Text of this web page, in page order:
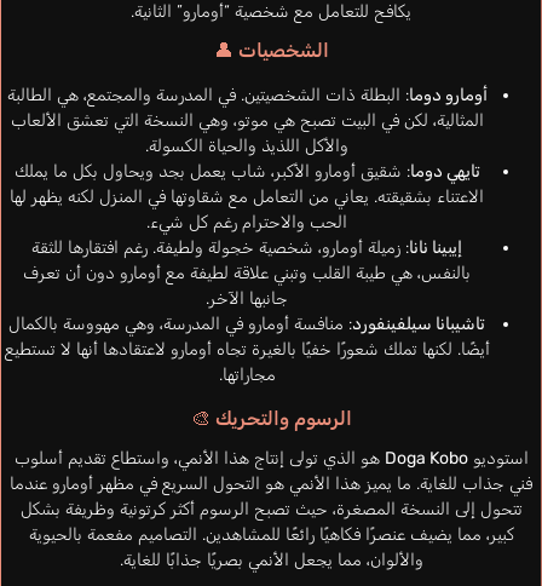
يكافح للتعامل مع شخصية “أومارو” الثانية.
الشخصيات 👤
أومارو دوما: البطلة ذات الشخصيتين. في المدرسة والمجتمع، هي الطالبة
المثالية، لكن في البيت تصبح هي موتو، وهي النسخة التي تعشق الألعاب
والأكل اللذيذ والحياة الكسولة.
تايهي دوما: شقيق أومارو الأكبر، شاب يعمل بجد ويحاول بكل ما يملك
الاعتناء بشقيقته. يعاني من التعامل مع شقاوتها في المنزل لكنه يظهر لها
الحب والاحترام رغم كل شيء.
إيبينا نانا: زميلة أومارو، شخصية خجولة ولطيفة. رغم افتقارها للثقة
بالنفس، هي طيبة القلب وتبني علاقة لطيفة مع أومارو دون أن تعرف
جانبها الآخر.
تاشيبانا سيلفينفورد: منافسة أومارو في المدرسة، وهي مهووسة بالكمال
أيضًا. لكنها تملك شعورًا خفيًا بالغيرة تجاه أومارو لاعتقادها أنها لا تستطيع
مجاراتها.
الرسوم والتحريك 🎨
استوديوDoga Kobo هو الذي تولى إنتاج هذا الأنمي، واستطاع تقديم أسلوب
فني جذاب للغاية. ما يميز هذا الأنمي هو التحول السريع في مظهر أومارو عندما
تتحول إلى النسخة المصغرة، حيث تصبح الرسوم أكثر كرتونية وظريفة بشكل
كبير، مما يضيف عنصرًا فكاهيًا رائعًا للمشاهدين. التصاميم مفعمة بالحيوية
والألوان، مما يجعل الأنمي بصريًا جذابًا للغاية.